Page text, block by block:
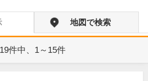
地図で検索
19件中、 1～15件